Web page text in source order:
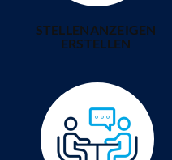
im
STELLENANZEIGEN
ERSTELLEN